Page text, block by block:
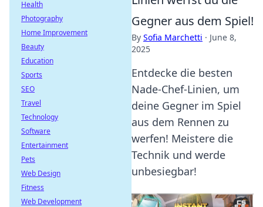
Gegner aus dem Spiel!
By Sofia Marchetti · June 8,
2025
Entdecke die besten
Nade-Chef-Linien, um
deine Gegner im Spiel
aus dem Rennen zu
werfen! Meistere die
Technik und werde
unbesiegbar!
Health
Photography
Home Improvement
Beauty
Education
Sports
SEO
Travel
Technology
Software
Entertainment
Pets
Web Design
Fitness
Web Development